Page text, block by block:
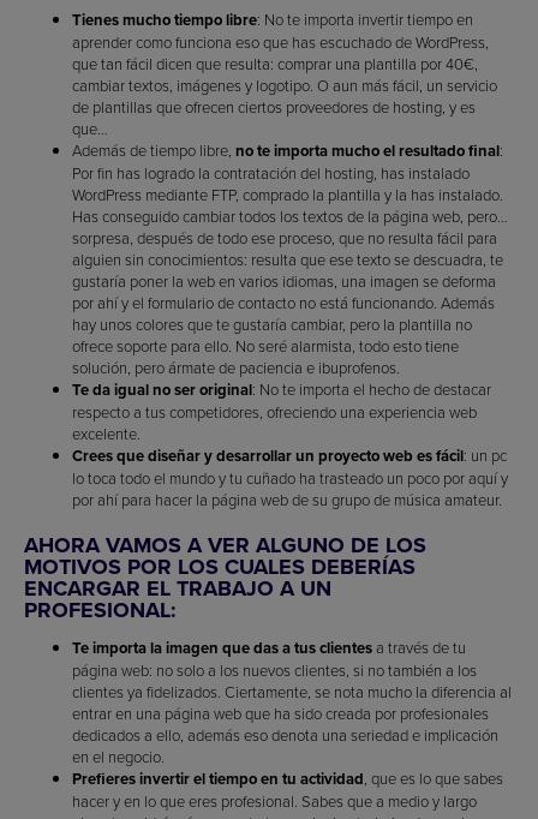
Tienes mucho tiempo libre: No te importa invertir tiempo en
aprender como funciona eso que has escuchado de WordPress,
que tan fácil dicen que resulta: comprar una plantilla por 40€,
cambiar textos, imágenes y logotipo. O aun más fácil, un servicio
de plantillas que ofrecen ciertos proveedores de hosting, y es
que…
Además de tiempo libre, no te importa mucho el resultado final:
Por fin has logrado la contratación del hosting, has instalado
WordPress mediante FTP, comprado la plantilla y la has instalado.
Has conseguido cambiar todos los textos de la página web, pero…
sorpresa, después de todo ese proceso, que no resulta fácil para
alguien sin conocimientos: resulta que ese texto se descuadra, te
gustaría poner la web en varios idiomas, una imagen se deforma
por ahí y el formulario de contacto no está funcionando. Además
hay unos colores que te gustaría cambiar, pero la plantilla no
ofrece soporte para ello. No seré alarmista, todo esto tiene
solución, pero ármate de paciencia e ibuprofenos.
Te da igual no ser original: No te importa el hecho de destacar
respecto a tus competidores, ofreciendo una experiencia web
excelente.
Crees que diseñar y desarrollar un proyecto web es fácil: un pc
lo toca todo el mundo y tu cuñado ha trasteado un poco por aquí y
por ahí para hacer la página web de su grupo de música amateur.
AHORA VAMOS A VER ALGUNO DE LOS
MOTIVOS POR LOS CUALES DEBERÍAS
ENCARGAR EL TRABAJO A UN
PROFESIONAL:
Te importa la imagen que das a tus clientesa través de tu
página web: no solo a los nuevos clientes, si no también a los
clientes ya fidelizados. Ciertamente, se nota mucho la diferencia al
entrar en una página web que ha sido creada por profesionales
dedicados a ello, además eso denota una seriedad e implicación
en el negocio.
Prefieres invertir el tiempo en tu actividad, que es lo que sabes
hacer y en lo que eres profesional. Sabes que a medio y largo